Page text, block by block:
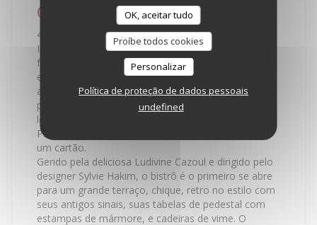
OK, aceitar tudo
Proíbe todos cookies
Personalizar
Política de proteção de dados pessoais
undefined
Café de Paris
45 Avenue de Friedland - 75008 Paris
Isso é Paris. Hausmann Uma lâmpada de rua no
fundo e em frente ao Hotel Napoleon, palácios
encantadores e antigo círculo literário que
atravessaram Hemingway, Steinbeck, Dali ... A
poucos passos de Champs Elysees apenas, mas
longe das multidões, as visualizações do café de
Paris Friedland, mágico, do Arco do Triunfo, como
um cartão.
Gerido pela deliciosa Ludivine Cazoul e dirigido pelo
designer Sylvie Hakim, o bistrô é o primeiro se abre
para um grande terraço, chique, retro no estilo com
seus antigos sinais, suas tabelas de pedestal com
estampas de mármore, e cadeiras de vime. O